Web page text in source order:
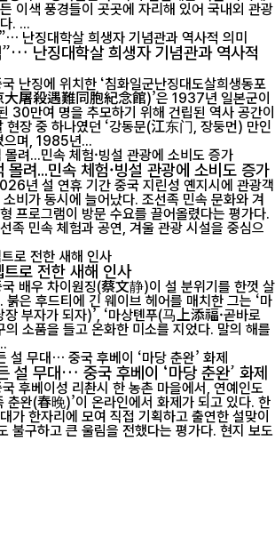
이색 풍경들이 곳곳에 자리해 있어 국내외 관광
객들의 발길을 끌고 있다. ...
난징대학살 희생자 기념관과 역사적
난징에 위치한 ‘침화일군난징대도살희생동포
屠殺遇難同胞紀念館)’은 1937년 일본군이
30만여 명을 추모하기 위해 건립된 역사 공간이
현장 중 하나였던 ‘강동문(江东门, 장둥먼) 만인
으며, 1985년...
몰려...민속 체험·빙설 관광에 소비도 증가
년 설 연휴 기간 중국 지린성 옌지시에 관광객
비가 동시에 늘어났다. 조선족 민속 문화와 겨
프로그램이 방문 수요를 끌어올렸다는 평가다.
족 민속 체험과 공연, 겨울 관광 시설을 중심으
로 전한 새해 인사
배우 차이원징(蔡文静)이 설 분위기를 한껏 살
붉은 후드티에 긴 웨이브 헤어를 매치한 그는 ‘마
부자가 되자)’, ‘마상톈푸(马上添福·곧바로
의 소품을 들고 온화한 미소를 지었다. 말의 해를
설 무대… 중국 후베이 ‘마당 춘완’ 화제
후베이성 리촨시 한 농촌 마을에서, 연예인도
춘완(春晚)’이 온라인에서 화제가 되고 있다. 한
가 한자리에 모여 직접 기획하고 출연한 설맞이
하고 큰 울림을 전했다는 평가다. 현지 보도